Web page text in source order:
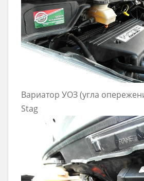
Вариатор УОЗ (угла
Stag